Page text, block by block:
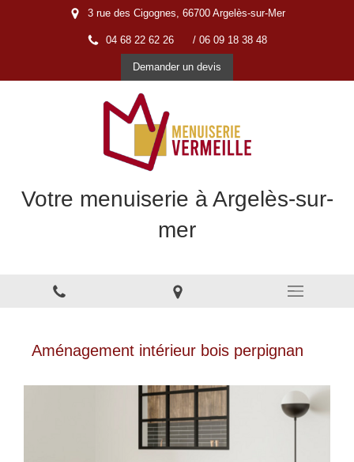
3 rue des Cigognes, 66700 Argelès-sur-Mer
04 68 22 62 26 / 06 09 18 38 48
Demander un devis
Votre menuiserie à Argelès-sur-
mer
Aménagement intérieur bois perpignan